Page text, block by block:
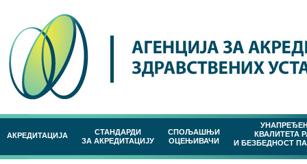
АКРЕДИТАЦИЈА
СТАНДАРДИ
ЗА АКРЕДИТАЦИЈУ
СПОЉАШЊИ
ОЦЕЊИВАЧИ
КВАЛИТЕТА
И БЕЗБЕДНОСТ